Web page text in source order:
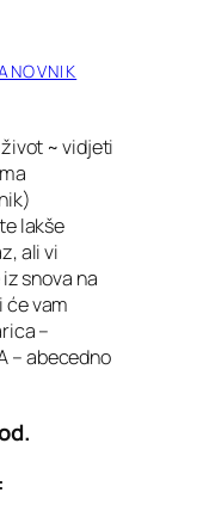
~ vidjeti
lakše
ali vi
snova na
će vam
–
– abecedno